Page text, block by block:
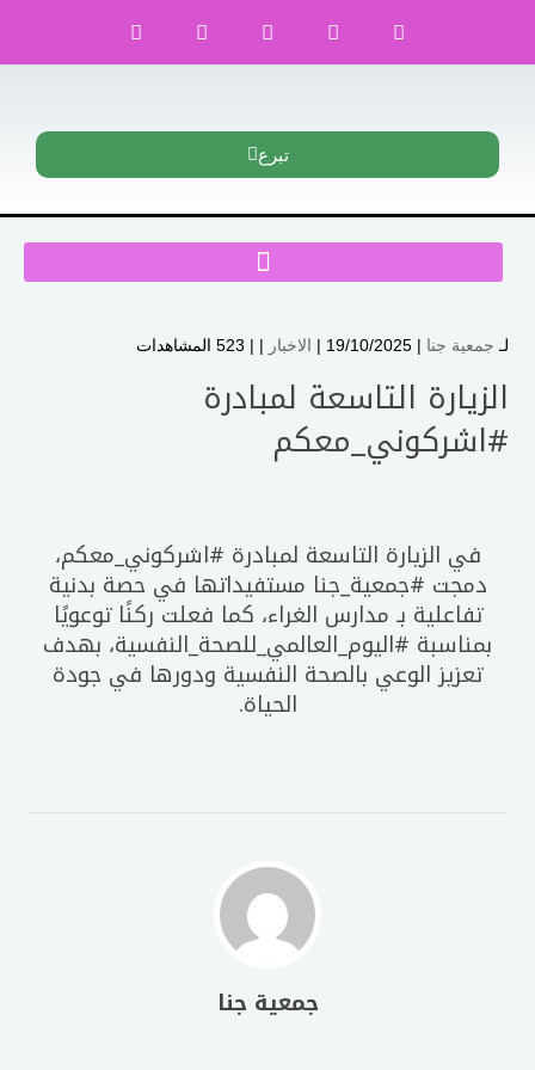
تبرع
لـ جمعية جنا | 19/10/2025 | الاخبار | | 523 المشاهدات
الزيارة التاسعة لمبادرة
#اشركوني_معكم
في الزيارة التاسعة لمبادرة #اشركوني_معكم،
دمجت #جمعية_جنا مستفيداتها في حصة بدنية
تفاعلية بـ مدارس الغراء، كما فعلت ركنًا توعويًا
بمناسبة #اليوم_العالمي_للصحة_النفسية، بهدف
تعزيز الوعي بالصحة النفسية ودورها في جودة
الحياة.
جمعية جنا